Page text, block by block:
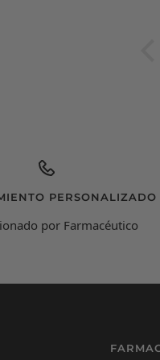
PERSONALIZADO
por Farmacéutico